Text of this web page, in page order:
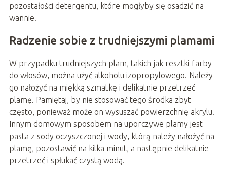
pozostałości detergentu, które mogłyby się osadzić na
wannie.
Radzenie sobie z trudniejszymi plamami
W przypadku trudniejszych plam, takich jak resztki farby
do włosów, można użyć alkoholu izopropylowego. Należy
go nałożyć na miękką szmatkę i delikatnie przetrzeć
plamę. Pamiętaj, by nie stosować tego środka zbyt
często, ponieważ może on wysuszać powierzchnię akrylu.
Innym domowym sposobem na uporczywe plamy jest
pasta z sody oczyszczonej i wody, którą należy nałożyć na
plamę, pozostawić na kilka minut, a następnie delikatnie
przetrzeć i spłukać czystą wodą.